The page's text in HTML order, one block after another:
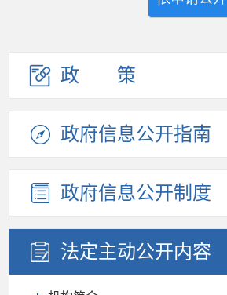
政策
政府信息公开指南
政府信息公开制度
法定主动公开内容